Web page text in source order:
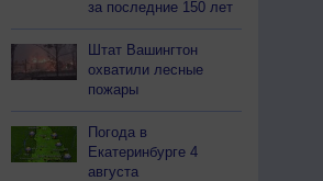
за последние 150 лет
Штат Вашингтон
охватили лесные
пожары
Погода в
Екатеринбурге 4
августа